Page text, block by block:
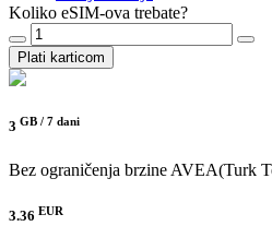
Koliko eSIM-ova trebate?
Plati karticom
3 GB / 7 dani
Bez ograničenja brzine AVEA(Turk
3.36 EUR